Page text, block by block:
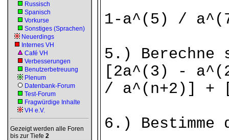
Russisch
Spanisch
Vorkurse
Sonstiges (Sprachen)
Neuerdings
Internes VH
Café VH
Verbesserungen
Benutzerbetreuung
Plenum
Datenbank-Forum
Test-Forum
Fragwürdige Inhalte
VH e.V.
Gezeigt werden alle Foren
bis zur Tiefe 2
1-a^(5) /
5.) Berechne
[2a^(3) -
/ a^(n+2)] +
6.) Bestimme